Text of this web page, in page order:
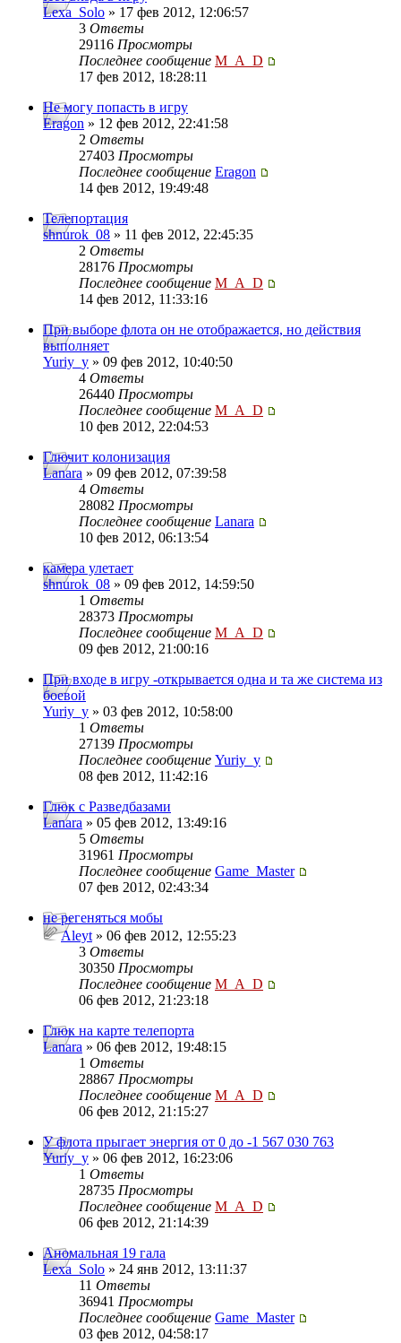
Lexa_Solo » 17 фев 2012, 12:06:57
3 Ответы
29116 Просмотры
Последнее сообщение M_A_D
17 фев 2012, 18:28:11
Не могу попасть в игру
Eragon » 12 фев 2012, 22:41:58
2 Ответы
27403 Просмотры
Последнее сообщение Eragon
14 фев 2012, 19:49:48
Телепортация
shnurok_08 » 11 фев 2012, 22:45:35
2 Ответы
28176 Просмотры
Последнее сообщение M_A_D
14 фев 2012, 11:33:16
При выборе флота он не отображается, но действия
выполняет
Yuriy_y » 09 фев 2012, 10:40:50
4 Ответы
26440 Просмотры
Последнее сообщение M_A_D
10 фев 2012, 22:04:53
Глючит колонизация
Lanara » 09 фев 2012, 07:39:58
4 Ответы
28082 Просмотры
Последнее сообщение Lanara
10 фев 2012, 06:13:54
камера улетает
shnurok_08 » 09 фев 2012, 14:59:50
1 Ответы
28373 Просмотры
Последнее сообщение M_A_D
09 фев 2012, 21:00:16
При входе в игру -открывается одна и та же система из
боевой
Yuriy_y » 03 фев 2012, 10:58:00
1 Ответы
27139 Просмотры
Последнее сообщение Yuriy_y
08 фев 2012, 11:42:16
Глюк с Разведбазами
Lanara » 05 фев 2012, 13:49:16
5 Ответы
31961 Просмотры
Последнее сообщение Game_Master
07 фев 2012, 02:43:34
не регеняться мобы
Aleyt » 06 фев 2012, 12:55:23
3 Ответы
30350 Просмотры
Последнее сообщение M_A_D
06 фев 2012, 21:23:18
Глюк на карте телепорта
Lanara » 06 фев 2012, 19:48:15
1 Ответы
28867 Просмотры
Последнее сообщение M_A_D
06 фев 2012, 21:15:27
У флота прыгает энергия от 0 до -1 567 030 763
Yuriy_y » 06 фев 2012, 16:23:06
1 Ответы
28735 Просмотры
Последнее сообщение M_A_D
06 фев 2012, 21:14:39
Аномальная 19 гала
Lexa_Solo » 24 янв 2012, 13:11:37
11 Ответы
36941 Просмотры
Последнее сообщение Game_Master
03 фев 2012, 04:58:17